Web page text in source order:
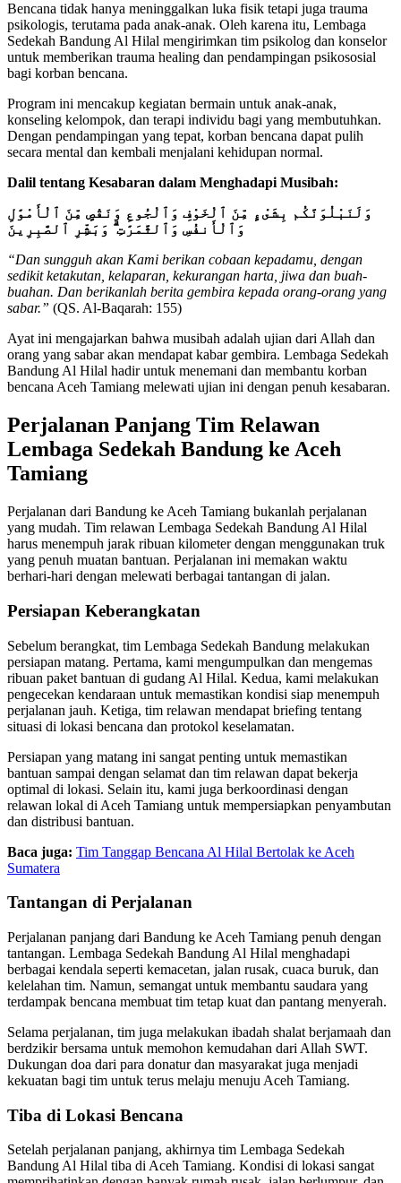
Bencana tidak hanya meninggalkan luka fisik tetapi juga trauma
psikologis, terutama pada anak-anak. Oleh karena itu, Lembaga
Sedekah Bandung Al Hilal mengirimkan tim psikolog dan konselor
untuk memberikan trauma healing dan pendampingan psikososial
bagi korban bencana.
Program ini mencakup kegiatan bermain untuk anak-anak,
konseling kelompok, dan terapi individu bagi yang membutuhkan.
Dengan pendampingan yang tepat, korban bencana dapat pulih
secara mental dan kembali menjalani kehidupan normal.
Dalil tentang Kesabaran dalam Menghadapi Musibah:
وَلَنَبْلُوَنَّكُم بِشَىْءٍ مِّنَ ٱلْخَوْفِ وَٱلْجُوعِ وَنَقْصٍ مِّنَ ٱلْأَمْوَٰلِ
وَٱلْأَنفُسِ وَٱلثَّمَرَٰتِ ۗ وَبَشِّرِ ٱلصَّٰبِرِينَ
“Dan sungguh akan Kami berikan cobaan kepadamu, dengan
sedikit ketakutan, kelaparan, kekurangan harta, jiwa dan buah-
buahan. Dan berikanlah berita gembira kepada orang-orang yang
sabar.” (QS. Al-Baqarah: 155)
Ayat ini mengajarkan bahwa musibah adalah ujian dari Allah dan
orang yang sabar akan mendapat kabar gembira. Lembaga Sedekah
Bandung Al Hilal hadir untuk menemani dan membantu korban
bencana Aceh Tamiang melewati ujian ini dengan penuh kesabaran.
Perjalanan Panjang Tim Relawan
Lembaga Sedekah Bandung ke Aceh
Tamiang
Perjalanan dari Bandung ke Aceh Tamiang bukanlah perjalanan
yang mudah. Tim relawan Lembaga Sedekah Bandung Al Hilal
harus menempuh jarak ribuan kilometer dengan menggunakan truk
yang penuh muatan bantuan. Perjalanan ini memakan waktu
berhari-hari dengan melewati berbagai tantangan di jalan.
Persiapan Keberangkatan
Sebelum berangkat, tim Lembaga Sedekah Bandung melakukan
persiapan matang. Pertama, kami mengumpulkan dan mengemas
ribuan paket bantuan di gudang Al Hilal. Kedua, kami melakukan
pengecekan kendaraan untuk memastikan kondisi siap menempuh
perjalanan jauh. Ketiga, tim relawan mendapat briefing tentang
situasi di lokasi bencana dan protokol keselamatan.
Persiapan yang matang ini sangat penting untuk memastikan
bantuan sampai dengan selamat dan tim relawan dapat bekerja
optimal di lokasi. Selain itu, kami juga berkoordinasi dengan
relawan lokal di Aceh Tamiang untuk mempersiapkan penyambutan
dan distribusi bantuan.
Baca juga: Tim Tanggap Bencana Al Hilal Bertolak ke Aceh
Sumatera
Tantangan di Perjalanan
Perjalanan panjang dari Bandung ke Aceh Tamiang penuh dengan
tantangan. Lembaga Sedekah Bandung Al Hilal menghadapi
berbagai kendala seperti kemacetan, jalan rusak, cuaca buruk, dan
kelelahan tim. Namun, semangat untuk membantu saudara yang
terdampak bencana membuat tim tetap kuat dan pantang menyerah.
Selama perjalanan, tim juga melakukan ibadah shalat berjamaah dan
berdzikir bersama untuk memohon kemudahan dari Allah SWT.
Dukungan doa dari para donatur dan masyarakat juga menjadi
kekuatan bagi tim untuk terus melaju menuju Aceh Tamiang.
Tiba di Lokasi Bencana
Setelah perjalanan panjang, akhirnya tim Lembaga Sedekah
Bandung Al Hilal tiba di Aceh Tamiang. Kondisi di lokasi sangat